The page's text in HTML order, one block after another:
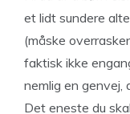
et lidt sundere
(måske
faktisk ikke
nemlig en genvej,
Det eneste du